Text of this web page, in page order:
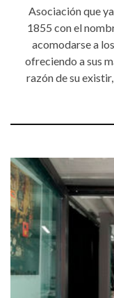
Asociación que
1855 con el
acomodarse a
ofreciendo a sus
razón de su